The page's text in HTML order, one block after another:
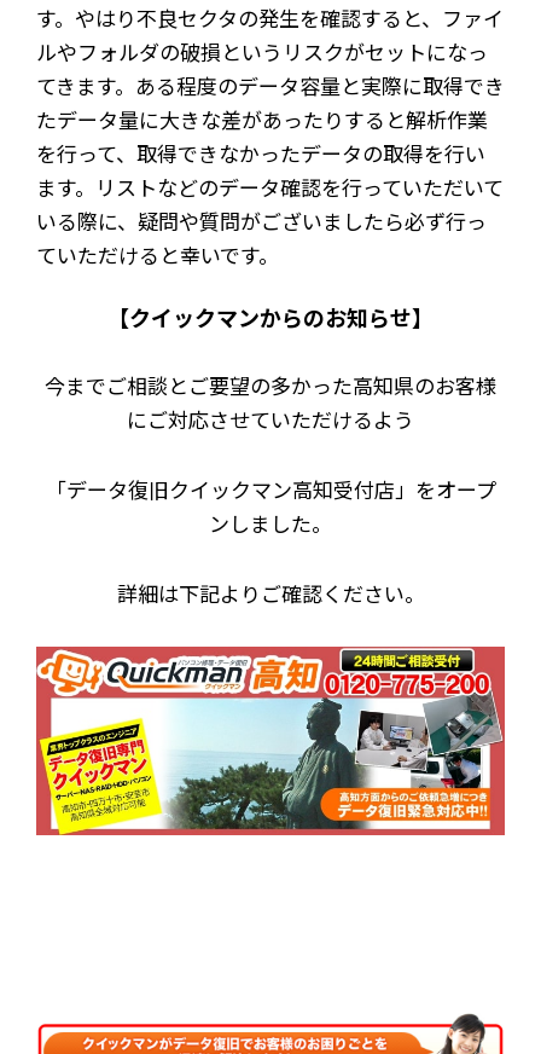
す。やはり不良セクタの発生を確認すると、ファイ
ルやフォルダの破損というリスクがセットになっ
てきます。ある程度のデータ容量と実際に取得でき
たデータ量に大きな差があったりすると解析作業
を行って、取得できなかったデータの取得を行い
ます。リストなどのデータ確認を行っていただいて
いる際に、疑問や質問がございましたら必ず行っ
ていただけると幸いです。
【クイックマンからのお知らせ】
今までご相談とご要望の多かった高知県のお客様
にご対応させていただけるよう
「データ復旧クイックマン高知受付店」をオープ
ンしました。
詳細は下記よりご確認ください。